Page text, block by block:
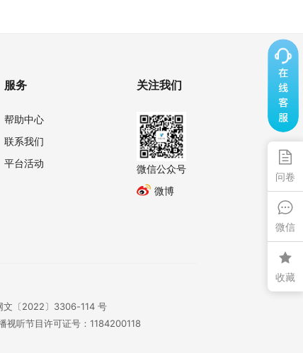
问卷
微信
收藏
服务
帮助中心
联系我们
平台活动
关注我们
微信公众号
微博
文〔2022〕3306-114 号
视听节目许可证号：1184200118